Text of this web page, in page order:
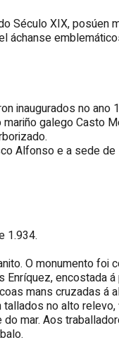
Século XIX, posúen
áchanse
inaugurados no ano
galego Casto
Alfonso e a sede de
1.934.
O monumento foi
Enríquez, encostada
mans cruzadas á
no alto
mar. Aos